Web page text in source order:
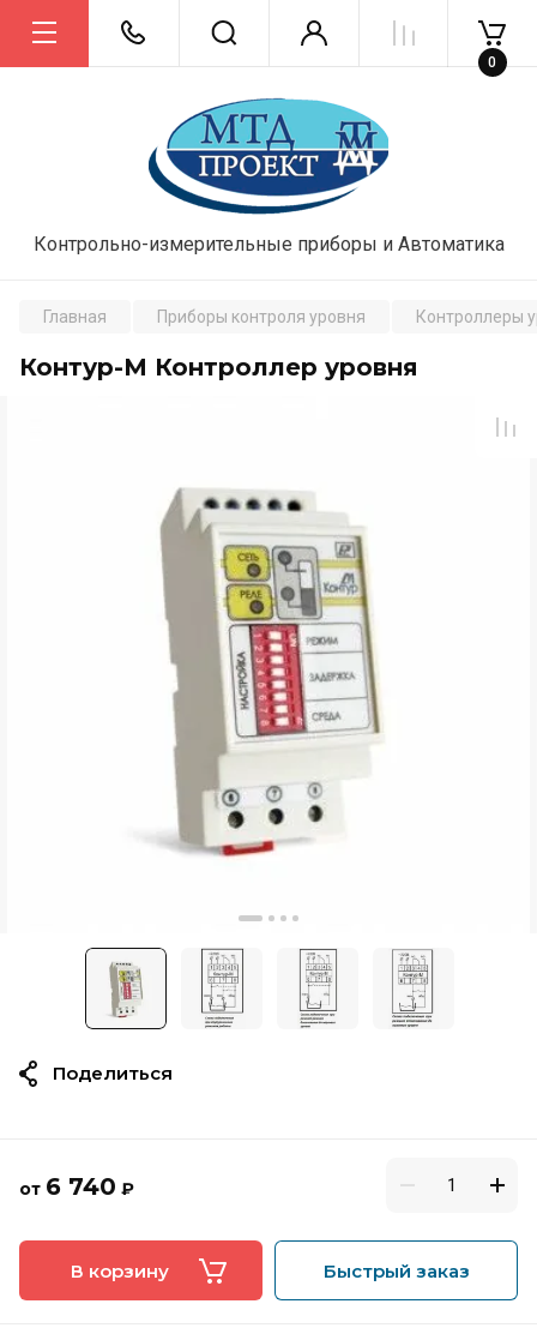
Контрольно-измерительные приборы и Автоматика
0
Главная Приборы контроля уровня Контроллеры
Контур-М Контроллер уровня
от 6 740 ₽
В корзину Быстрый заказ
Поделиться